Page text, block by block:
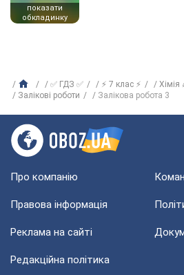
показати
обкладинку
✅ ГДЗ ✅ ⚡ 7 клас ⚡
Залікові роботи
Залікова робота 3
Про компанію
Правова інформація
Реклама на сайті
Редакційна політика